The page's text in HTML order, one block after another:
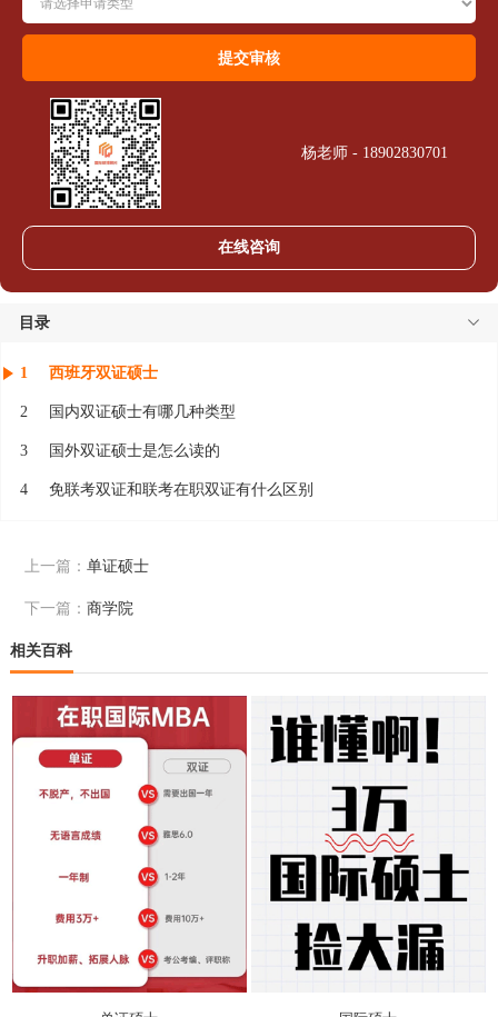
杨老师 - 18902830701
在线咨询
目录
1 西班牙双证硕士
2 国内双证硕士有哪几种类型
3 国外双证硕士是怎么读的
4 免联考双证和联考在职双证有什么区别
上一篇：单证硕士
下一篇：商学院
相关百科